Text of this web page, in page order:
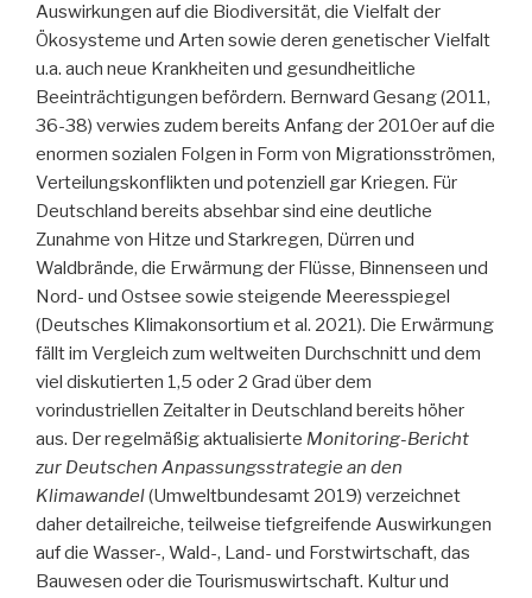
Auswirkungen auf die Biodiversität, die Vielfalt der
Ökosysteme und Arten sowie deren genetischer Vielfalt
u.a. auch neue Krankheiten und gesundheitliche
Beeinträchtigungen befördern. Bernward Gesang (2011,
36-38) verwies zudem bereits Anfang der 2010er auf die
enormen sozialen Folgen in Form von Migrationsströmen,
Verteilungskonflikten und potenziell gar Kriegen. Für
Deutschland bereits absehbar sind eine deutliche
Zunahme von Hitze und Starkregen, Dürren und
Waldbrände, die Erwärmung der Flüsse, Binnenseen und
Nord- und Ostsee sowie steigende Meeresspiegel
(Deutsches Klimakonsortium et al. 2021). Die Erwärmung
fällt im Vergleich zum weltweiten Durchschnitt und dem
viel diskutierten 1,5 oder 2 Grad über dem
vorindustriellen Zeitalter in Deutschland bereits höher
aus. Der regelmäßig aktualisierte Monitoring-Bericht
zur Deutschen Anpassungsstrategie an den
Klimawandel(Umweltbundesamt 2019) verzeichnet
daher detailreiche, teilweise tiefgreifende Auswirkungen
auf die Wasser-, Wald-, Land- und Forstwirtschaft, das
Bauwesen oder die Tourismuswirtschaft. Kultur und